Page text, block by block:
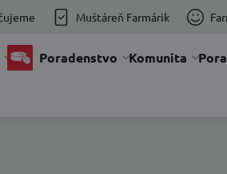
Muštáreň Farmárik
Poradenstvo Komunita